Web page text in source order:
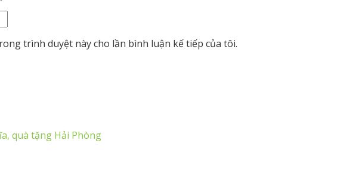
trình duyệt này cho lần bình luận kế tiếp của tôi.